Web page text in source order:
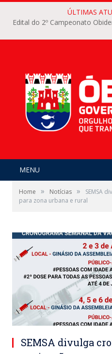
ÚLTIMAS
Edital do 2º Campeonato
MENU
Home » Notícias »
SEMSA
para zona urbana e rural
SEMSA divulga